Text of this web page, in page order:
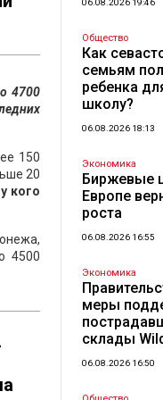
4700
150
20
кого
4500
06.08.2026 19:46
Общество
Как
семьям
ребенка
школу?
06.08.2026 18:13
Экономика
Биржевые
Европе
роста
06.08.2026 16:55
Экономика
меры
склады
06.08.2026 16:50